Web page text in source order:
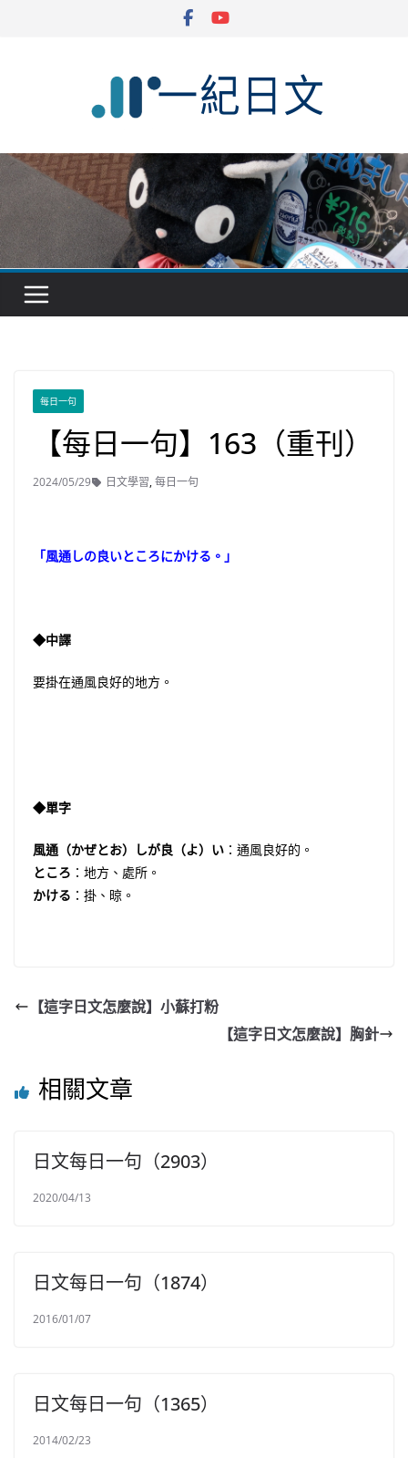
每日一句
【每日一句】163（重刊）
2024/05/29 日文學習,每日一句
「風通しの良いところにかける。」
◆中譯
要掛在通風良好的地方。
◆單字
風通（かぜとお）しが良（よ）い ：通風良好的。
ところ ：地方、處所。
かける ：掛、晾。
【這字日文怎麼說】小蘇打粉
【這字日文怎麼說】胸針
相關文章
日文每日一句（2903）
2020/04/13
日文每日一句（1874）
2016/01/07
日文每日一句（1365）
2014/02/23